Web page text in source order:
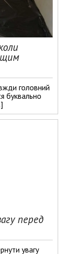
головний
буквально
перед
увагу